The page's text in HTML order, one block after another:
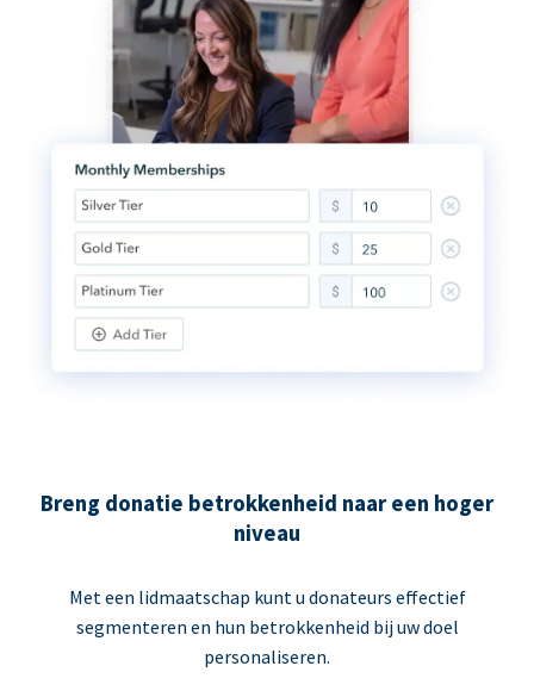
Breng donatie betrokkenheid naar een hoger
niveau
Met een lidmaatschap kunt u donateurs effectief
segmenteren en hun betrokkenheid bij uw doel
personaliseren.